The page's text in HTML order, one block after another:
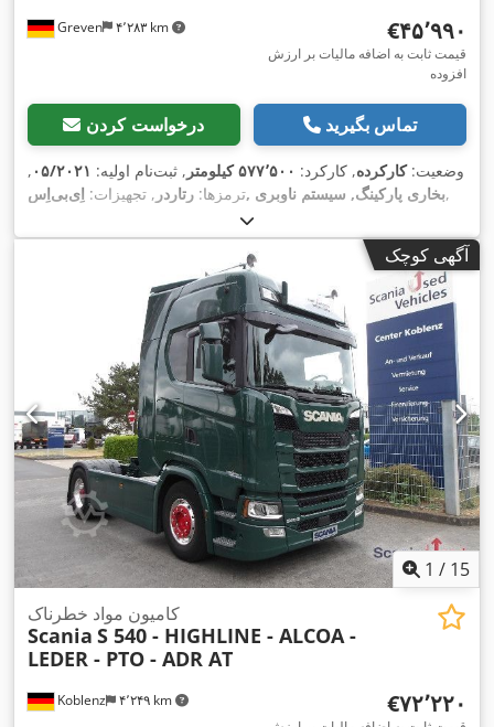
Greven ۴٬۲۸۳ km ‎€۴۵٬۹۹۰
قیمت ثابت به اضافه مالیات بر ارزش
افزوده
درخواست کردن تماس بگیرید
وضعیت:کارکرده, کارکرد: ۵۷۷٬۵۰۰ کیلومتر , ثبت‌نام اولیه: ۰۵/۲۰۲۱ ,
ترمزها: رتاردر , تجهیزات: اِی‌بی‌اِس‎, بخاری پارکینگ, سیستم ناوبری,
آگهی کوچک
1 / 15
Koblenz ۴٬۲۴۹ km
کامیون مواد خطرناک
Scania S 540 - HIGHLINE - ALCOA -
LEDER - PTO - ADR AT
‎€۷۲٬۲۲۰